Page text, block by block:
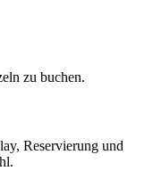
zu buchen.
Reservierung und